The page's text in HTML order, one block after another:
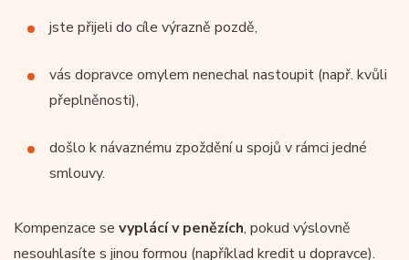
jste přijeli do cíle výrazně pozdě,
vás dopravce omylem nenechal nastoupit (např. kvůli
přeplněnosti),
došlo k návaznému zpoždění u spojů v rámci jedné
smlouvy.
Kompenzace se vyplácí v penězích, pokud výslovně
nesouhlasíte s jinou formou (například kredit u dopravce).